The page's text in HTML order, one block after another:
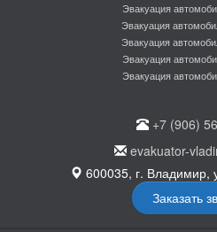
Эвакуация
Эвакуация
Эвакуация
Эвакуация
Эвакуация
+7 (906)
evakuator-
600035, г. Владимир,
Заказать